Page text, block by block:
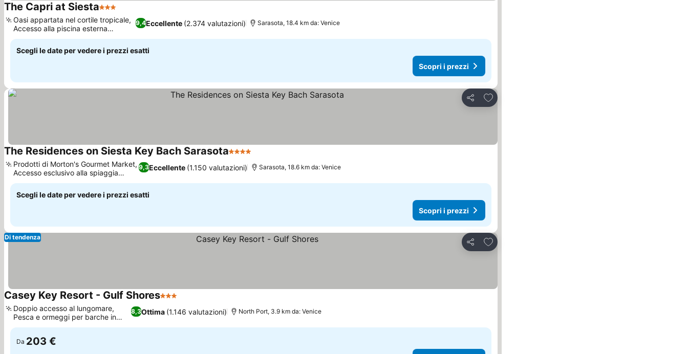
The Capri at Siesta3 Stelle
9,4Eccellente (2.374 valutazioni)
Oasi appartata nel cortile tropicale,
Accesso alla piscina esterna
riscaldata
Sarasota, 18.4 km da: Venice
Scegli le date per vedere i prezzi esatti
Scopri i prezzi
Condividi
Aggiungi ai preferiti
The Residences on Siesta Key Bach Sarasota4 Stelle
9,3Eccellente (1.150 valutazioni)
Prodotti di Morton's Gourmet Market,
Accesso esclusivo alla spiaggia
privata
Sarasota, 18.6 km da: Venice
Scegli le date per vedere i prezzi esatti
Scopri i prezzi
Condividi
Aggiungi ai preferiti
Di tendenza
Casey Key Resort - Gulf Shores3 Stelle
8,3Ottima (1.146 valutazioni)
Doppio accesso al lungomare,
Pesca e ormeggi per barche in
loco
North Port, 3.9 km da: Venice
Da 203 €